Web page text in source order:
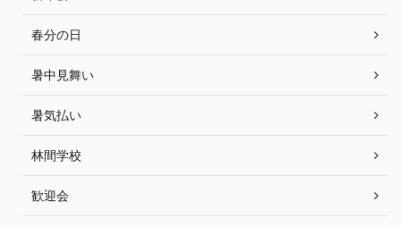
春分の日
暑中見舞い
暑気払い
林間学校
歓迎会